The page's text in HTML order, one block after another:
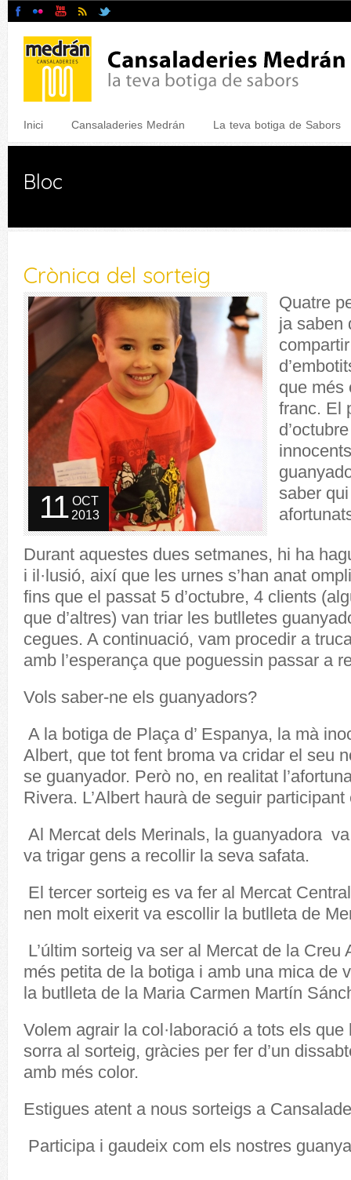
Inici Cansaladeries Medrán La teva botiga de Sabors
Bloc
Crònica del sorteig
OCT
2013
11
Quatre
ja saben
que més
franc. El
saber
Durant aquestes dues setmanes, hi ha
i il·lusió, així que les urnes s’han anat
fins que el passat 5 d’octubre, 4 clients
que d’altres) van triar les butlletes
cegues. A continuació, vam procedir a
amb l’esperança que poguessin passar a
Vols saber-ne els guanyadors?
A la botiga de Plaça d’ Espanya, la mà
Albert, que tot fent broma va cridar el seu
se guanyador. Però no, en realitat
Rivera. L’Albert haurà de seguir
Al Mercat dels Merinals, la guanyadora
va trigar gens a recollir la seva safata.
El tercer sorteig es va fer al Mercat
nen molt eixerit va escollir la butlleta de
L’últim sorteig va ser al Mercat de la Creu
més petita de la botiga i amb una mica de
la butlleta de la Maria Carmen Martín
Volem agrair la col·laboració a tots els
sorra al sorteig, gràcies per fer d’un
amb més color.
Estigues atent a nous sorteigs a
Participa i gaudeix com els nostres